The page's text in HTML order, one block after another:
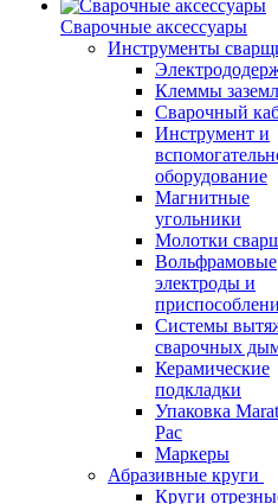
Сварочные аксессуары
Инструменты
Клеммы
Сварочный
Инструмент и
оборудование
Магнитные
угольники
Молотки
Вольфрамовые
электроды и
Системы
сварочных
Керамические
подкладки
Упаковка
Pac
Маркеры
Абразивные круги
Круги